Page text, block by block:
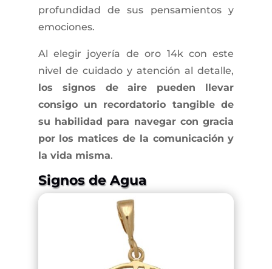
profundidad de sus pensamientos y
emociones.
Al elegir joyería de oro 14k con este
nivel de cuidado y atención al detalle,
los signos de aire pueden llevar
consigo un recordatorio tangible de
su habilidad para navegar con gracia
por los matices de la comunicación y
la vida misma.
Signos de Agua